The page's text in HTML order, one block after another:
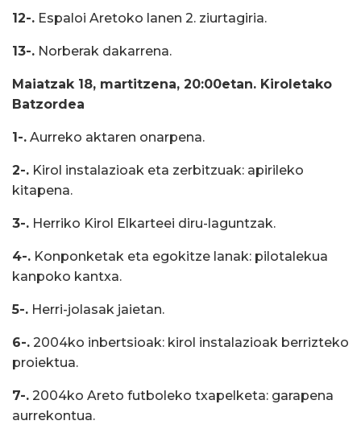
12-. Espaloi Aretoko lanen 2. ziurtagiria.
13-. Norberak dakarrena.
Maiatzak 18, martitzena, 20:00etan. Kiroletako
Batzordea
1-. Aurreko aktaren onarpena.
2-. Kirol instalazioak eta zerbitzuak: apirileko
kitapena.
3-. Herriko Kirol Elkarteei diru-laguntzak.
4-. Konponketak eta egokitze lanak: pilotalekua 
kanpoko kantxa.
5-. Herri-jolasak jaietan.
6-. 2004ko inbertsioak: kirol instalazioak berrizteko
proiektua.
7-. 2004ko Areto futboleko txapelketa: garapena 
aurrekontua.